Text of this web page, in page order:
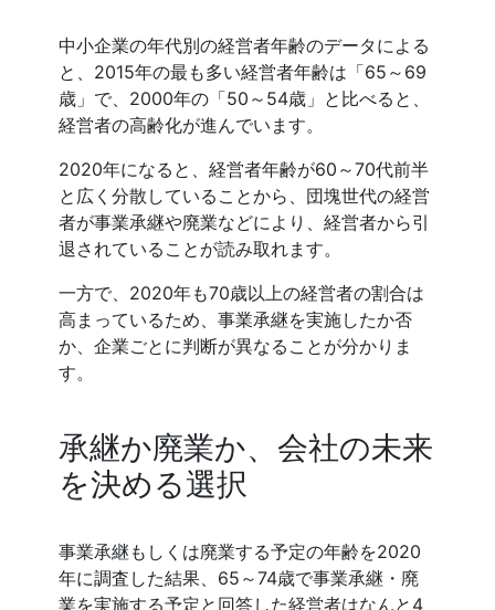
中小企業の年代別の経営者年齢のデータによる
と、2015年の最も多い経営者年齢は「65～69
歳」で、2000年の「50～54歳」と比べると、
経営者の高齢化が進んでいます。
2020年になると、経営者年齢が60～70代前半
と広く分散していることから、団塊世代の経営
者が事業承継や廃業などにより、経営者から引
退されていることが読み取れます。
一方で、2020年も70歳以上の経営者の割合は
高まっているため、事業承継を実施したか否
か、企業ごとに判断が異なることが分かりま
す。
承継か廃業か、会社の未来
を決める選択
事業承継もしくは廃業する予定の年齢を2020
年に調査した結果、65～74歳で事業承継・廃
業を実施する予定と回答した経営者はなんと4